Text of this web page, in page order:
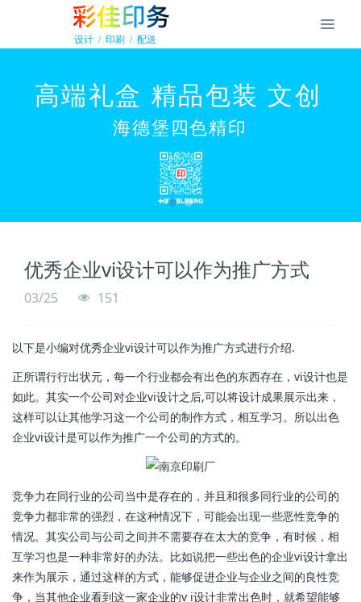
优秀企业vi设计可以作为推广方式
03/25 151
以下是小编对优秀企业vi设计可以作为推广方式进行介绍.
正所谓行行出状元，每一个行业都会有出色的东西存在，vi设计也是
如此。其实一个公司对企业vi设计之后,可以将设计成果展示出来，
这样可以让其他学习这一个公司的制作方式，相互学习。所以出色
企业vi设计是可以作为推广一个公司的方式的。
竞争力在同行业的公司当中是存在的，并且和很多同行业的公司的
竞争力都非常的强烈，在这种情况下，可能会出现一些恶性竞争的
情况。其实公司与公司之间并不需要存在太大的竞争，有时候，相
互学习也是一种非常好的办法。比如说把一些出色的企业vi设计拿出
来作为展示，通过这样的方式，能够促进企业与企业之间的良性竞
争，当其他企业看到这一家企业的v i设计非常出色时，就希望能够